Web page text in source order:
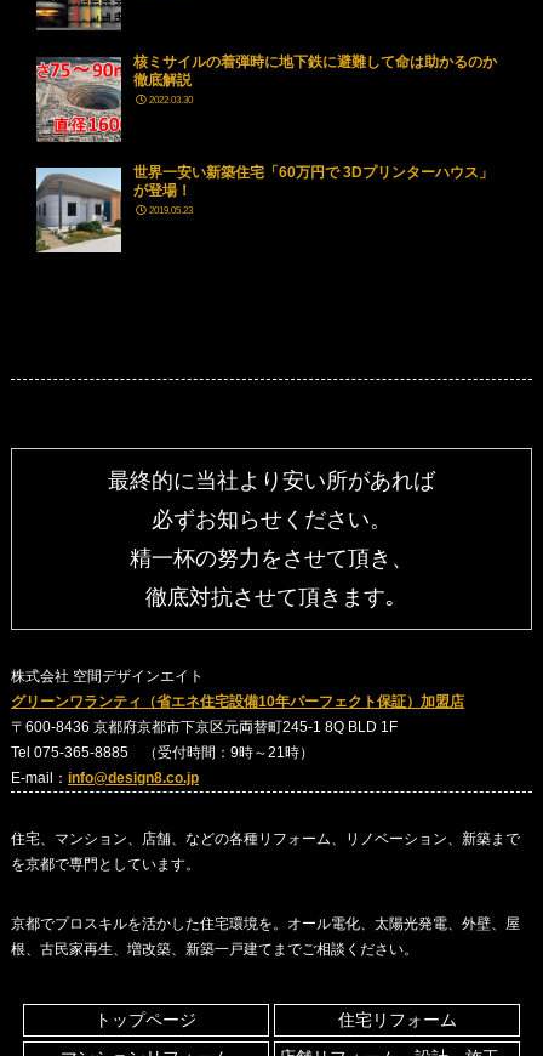
核ミサイルの着弾時に地下鉄に避難して命は助かるのか
徹底解説
2022.03.30
世界一安い新築住宅「60万円で 3Dプリンターハウス」
が登場！
2019.05.23
最終的に当社より安い所があれば
必ずお知らせください。
精一杯の努力をさせて頂き、
徹底対抗させて頂きます｡
株式会社 空間デザインエイト
グリーンワランティ（省エネ住宅設備10年パーフェクト保証）加盟店
〒600-8436 京都府京都市下京区元両替町245-1 8Q BLD 1F
Tel 075-365-8885 （受付時間：9時～21時）
E-mail： info@design8.co.jp
住宅、マンション、店舗、などの各種リフォーム、リノベーション、新築まで
を京都で専門としています。
京都でプロスキルを活かした住宅環境を。オール電化、太陽光発電、外壁、屋
根、古民家再生、増改築、新築一戸建てまでご相談ください。
トップページ
住宅リフォーム